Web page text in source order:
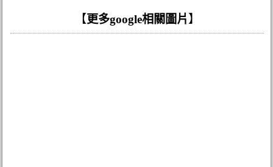
【更多google相關圖片】